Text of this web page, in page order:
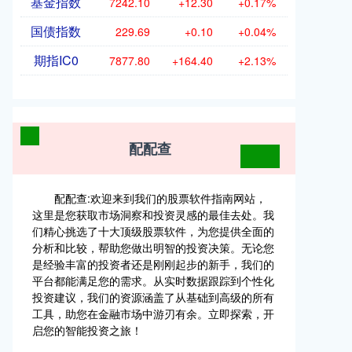
国债指数 229.69 +0.10 +0.04%
期指IC0 7877.80 +164.40 +2.13%
配配查
配配查:欢迎来到我们的股票软件指南网站，
这里是您获取市场洞察和投资灵感的最佳去处。我
们精心挑选了十大顶级股票软件，为您提供全面的
分析和比较，帮助您做出明智的投资决策。无论您
是经验丰富的投资者还是刚刚起步的新手，我们的
平台都能满足您的需求。从实时数据跟踪到个性化
投资建议，我们的资源涵盖了从基础到高级的所有
工具，助您在金融市场中游刃有余。立即探索，开
启您的智能投资之旅！